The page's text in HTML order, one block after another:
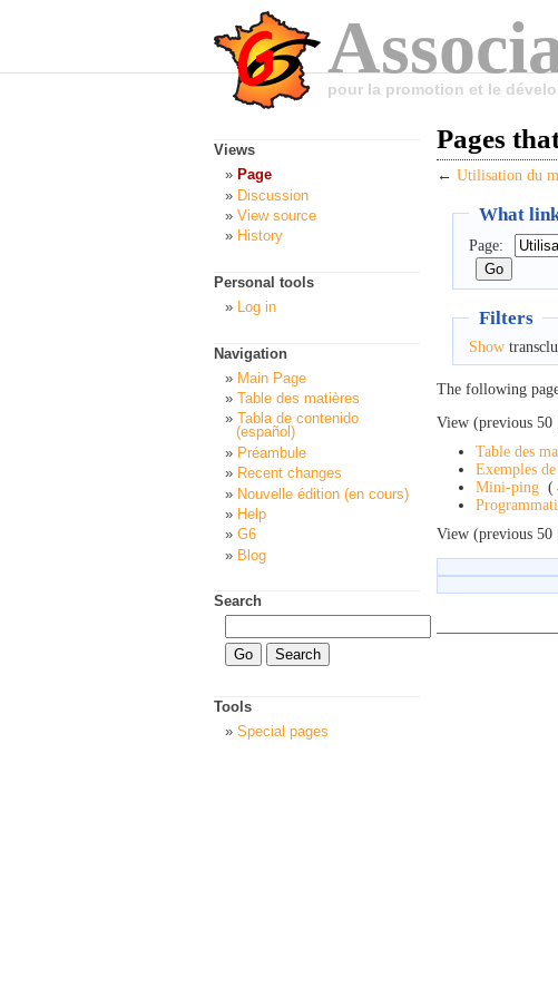
pour la promotion et le
Pages
← Utilisation du
What
Page:
Filters
Show
The following
View (previous 50
Table des
Exemples
Mini-ping (
View (previous 50
Views
Page
Discussion
View source
History
Personal tools
Log in
Navigation
Main Page
Table des matières
Tabla de contenido
(español)
Préambule
Recent changes
Nouvelle édition (en cours)
Help
G6
Blog
Search
Tools
Special pages